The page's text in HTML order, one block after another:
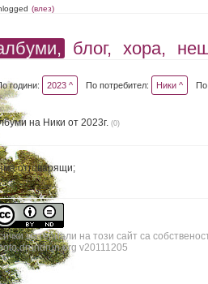
(влез)
блог, хора,
години: 2023 ^ По потребител: Ники ^
на Ники от 2023г. (0)
отговарящи;
материали на този сайт са
v20111205